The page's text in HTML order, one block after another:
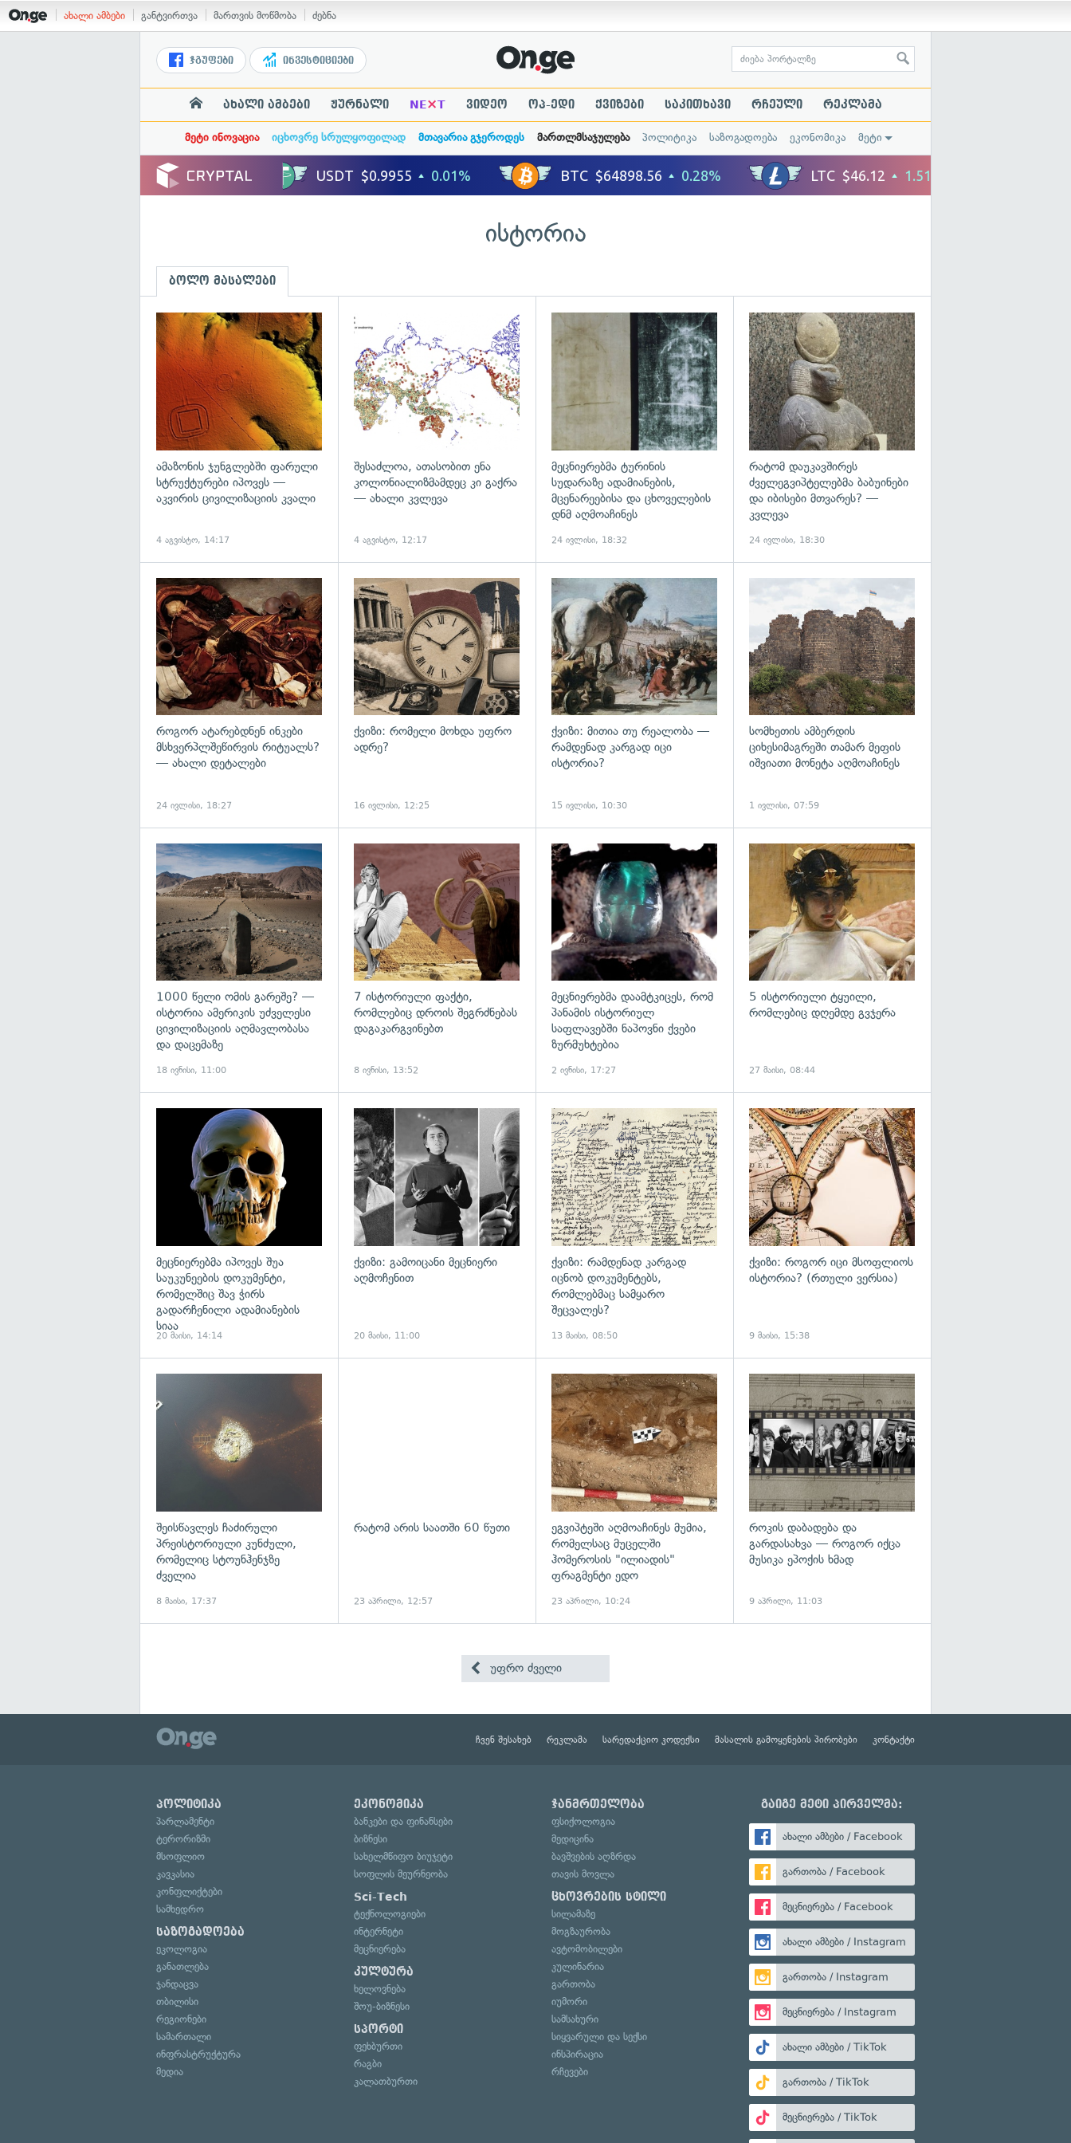
ახალი ამბები განტვირთვა მართვის მოწმობა ძებნა
ჯგუფები ინვესტიციები
ახალი ამბები ჟურნალი NE×T ვიდეო ოპ-ედი ქვიზები საკითხავი რჩეული რეკლამა
მეტი ინოვაცია იცხოვრე სრულყოფილად მთავარია გჯეროდეს მართლმსაჯულება პოლიტიკა საზოგადოება ეკონომიკა მეტი
ისტორია
ბოლო მასალები
გადახედვა
ამაზონის ჯუნგლებში ფარული
სტრუქტურები იპოვეს —
აკვირის ცივილიზაციის კვალი
4 აგვისტო, 14:17
გადახედვა
შესაძლოა, ათასობით ენა
კოლონიალიზმამდეც კი გაქრა
— ახალი კვლევა
4 აგვისტო, 12:17
გადახედვა
მეცნიერებმა ტურინის
სუდარაზე ადამიანების,
მცენარეებისა და ცხოველების
დნმ აღმოაჩინეს
24 ივლისი, 18:32
რატომ დაუკავშირეს
ძველეგვიპტელებმა ბაბუინები
და იბისები მთვარეს? —
კვლევა
24 ივლისი, 18:30
გადახედვა
როგორ ატარებდნენ ინკები
მსხვერპლშეწირვის რიტუალს?
— ახალი დეტალები
24 ივლისი, 18:27
ქვიზი: რომელი მოხდა უფრო
ადრე?
16 ივლისი, 12:25
ქვიზი: მითია თუ რეალობა —
რამდენად კარგად იცი
ისტორია?
15 ივლისი, 10:30
სომხეთის ამბერდის
ციხესიმაგრეში თამარ მეფის
იშვიათი მონეტა აღმოაჩინეს
1 ივლისი, 07:59
გადახედვა
1000 წელი ომის გარეშე? —
ისტორია ამერიკის უძველესი
ცივილიზაციის აღმავლობასა
და დაცემაზე
18 ივნისი, 11:00
გადახედვა
7 ისტორიული ფაქტი,
რომლებიც დროის შეგრძნებას
დაგაკარგვინებთ
8 ივნისი, 13:52
გადახედვა
მეცნიერებმა დაამტკიცეს, რომ
პანამის ისტორიულ
საფლავებში ნაპოვნი ქვები
ზურმუხტებია
2 ივნისი, 17:27
5 ისტორიული ტყუილი,
რომლებიც დღემდე გვჯერა
27 მაისი, 08:44
გადახედვა
მეცნიერებმა იპოვეს შუა
საუკუნეების დოკუმენტი,
რომელშიც შავ ჭირს
გადარჩენილი ადამიანების
სიაა
20 მაისი, 14:14
ქვიზი: გამოიცანი მეცნიერი
აღმოჩენით
20 მაისი, 11:00
ქვიზი: რამდენად კარგად
იცნობ დოკუმენტებს,
რომლებმაც სამყარო
შეცვალეს?
13 მაისი, 08:50
ქვიზი: როგორ იცი მსოფლიოს
ისტორია? (რთული ვერსია)
9 მაისი, 15:38
შეისწავლეს ჩაძირული
პრეისტორიული კუნძული,
რომელიც სტოუნჰენჯზე
ძველია
8 მაისი, 17:37
გადახედვა
რატომ არის საათში 60 წუთი
23 აპრილი, 12:57
ეგვიპტეში აღმოაჩინეს მუმია,
რომელსაც მუცელში
ჰომეროსის "ილიადის"
ფრაგმენტი ედო
23 აპრილი, 10:24
როკის დაბადება და
გარდასახვა — როგორ იქცა
მუსიკა ეპოქის ხმად
9 აპრილი, 11:03
უფრო ძველი
ჩვენ შესახებ რეკლამა სარედაქციო კოდექსი მასალის გამოყენების პირობები კონტაქტი
პოლიტიკა
პარლამენტი
ტერორიზმი
მსოფლიო
კავკასია
კონფლიქტები
სამხედრო
საზოგადოება
ეკოლოგია
განათლება
ჯანდაცვა
თბილისი
რეგიონები
სამართალი
ინფრასტრუქტურა
მედია
ეკონომიკა
ბანკები და ფინანსები
ბიზნესი
სახელმწიფო ბიუჯეტი
სოფლის მეურნეობა
Sci-Tech
ტექნოლოგიები
ინტერნეტი
მეცნიერება
კულტურა
ხელოვნება
შოუ-ბიზნესი
სპორტი
ფეხბურთი
რაგბი
კალათბურთი
ჯანმრთელობა
ფსიქოლოგია
მედიცინა
ბავშვების აღზრდა
თავის მოვლა
ცხოვრების სტილი
სილამაზე
მოგზაურობა
ავტომობილები
კულინარია
გართობა
იუმორი
სამსახური
სიყვარული და სექსი
ინსპირაცია
რჩევები
გაიგე მეტი პირველმა:
ახალი ამბები / Facebook
გართობა / Facebook
მეცნიერება / Facebook
ახალი ამბები / Instagram
გართობა / Instagram
მეცნიერება / Instagram
ახალი ამბები / TikTok
გართობა / TikTok
მეცნიერება / TikTok